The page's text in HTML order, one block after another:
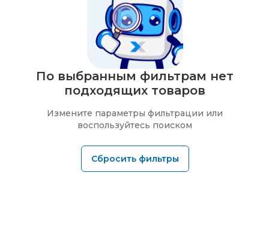
По выбранным фильтрам нет
подходящих товаров
Измените параметры фильтрации или
воспользуйтесь поиском
Сбросить фильтры